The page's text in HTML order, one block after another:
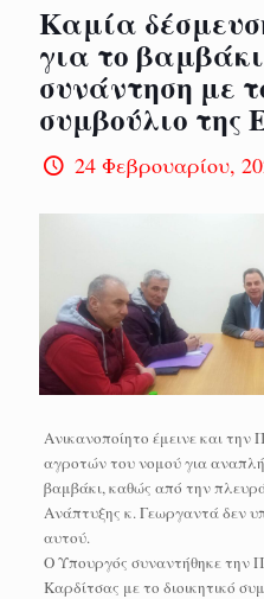
Καμία
για το
συνάντηση με
συμβούλιο
24 Φεβρουαρίου,
Ανικανοποίητο έμεινε και
αγροτών του νομού για
βαμβάκι, καθώς από την
Ανάπτυξης κ. Γεωργαντά δεν
αυτού.
Ο Υπουργός συναντήθηκε την
Καρδίτσας με το διοικητικό